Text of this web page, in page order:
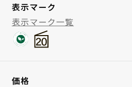
表示マーク
表示マーク一覧
価格